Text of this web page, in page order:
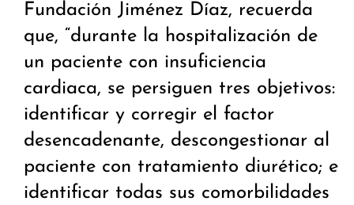
Fundación Jiménez Díaz, recuerda
que, “durante la hospitalización de
un paciente con insuficiencia
cardiaca, se persiguen tres objetivos:
identificar y corregir el factor
desencadenante, descongestionar al
paciente con tratamiento diurético; e
identificar todas sus comorbilidades